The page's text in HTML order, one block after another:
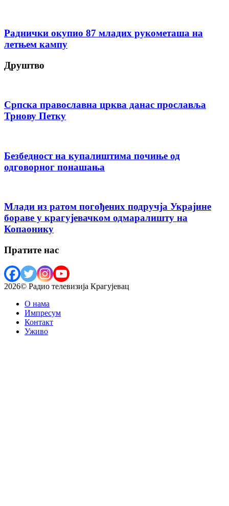
Раднички окупио 87 младих рукометаша на
летњем кампу
Друштво
Српска православна црква данас прославља
Трнову Петку
Безбедност на купалиштима почиње од
одговорног понашања
Млади из ратом погођених подручја Украјине
бораве у крагујевачком одмаралишту на
Копаонику
Пратите нас
2026© Радио телевизија Крагујевац
О нама
Импресум
Контакт
Уживо